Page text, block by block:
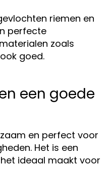
riemen en
perfecte
zoals
goed.
een goede
en perfect voor
Het is een
ideaal maakt voor